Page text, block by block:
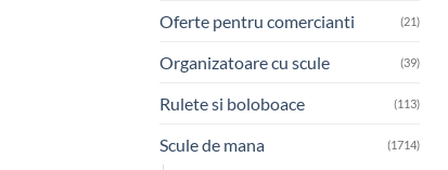
Oferte pentru comercianti (21)
Organizatoare cu scule (39)
Rulete si boloboace (113)
Scule de mana (1714)